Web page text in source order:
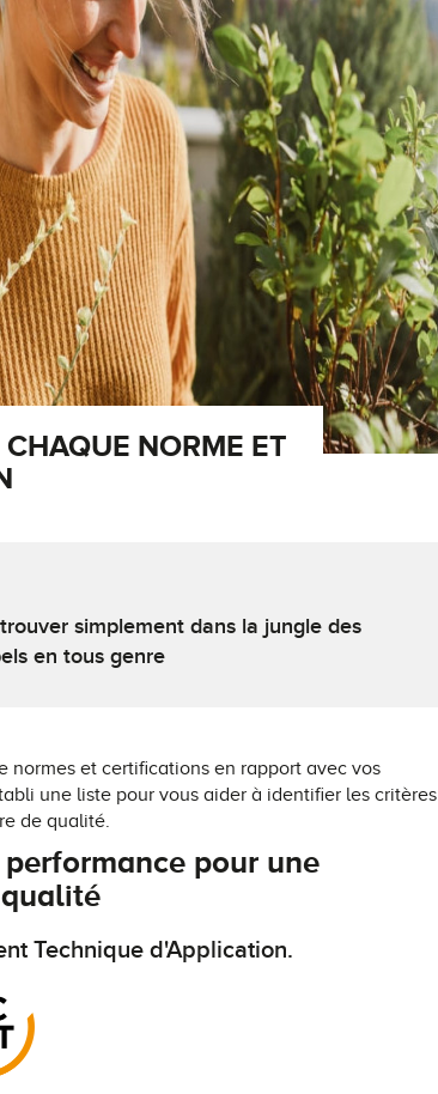
NORME ET
simplement dans la jungle des
en tous genre
normes et certifications en rapport avec vos
une liste pour vous aider à identifier les critères
de qualité.
pour une
Technique d'Application.